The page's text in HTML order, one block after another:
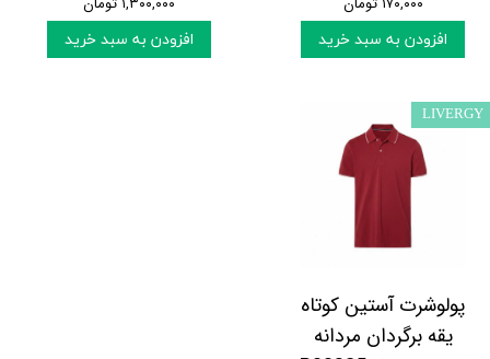
افزودن به سبد خرید افزودن به سبد خرید
پولوشرت آستین کوتاه
یقه برگردان مردانه
LIVERGY